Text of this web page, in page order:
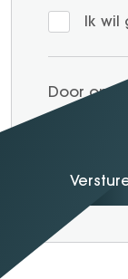
Ik wil
Door op
akkoord